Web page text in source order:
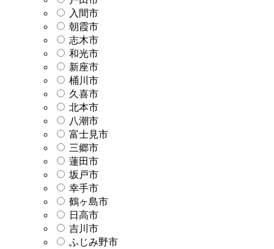
入間市
朝霞市
志木市
和光市
新座市
桶川市
久喜市
北本市
八潮市
富士見市
三郷市
蓮田市
坂戸市
幸手市
鶴ヶ島市
日高市
吉川市
ふじみ野市